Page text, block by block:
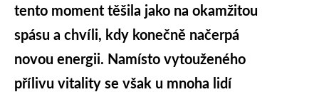
tento moment těšila jako na okamžitou
spásu a chvíli, kdy konečně načerpá
novou energii. Namísto vytouženého
přílivu vitality se však u mnoha lidí